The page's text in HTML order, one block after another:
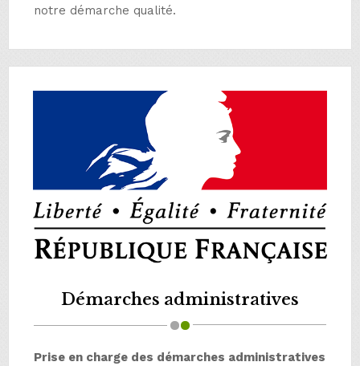
notre démarche qualité.
Démarches administratives
Prise en charge des démarches administratives